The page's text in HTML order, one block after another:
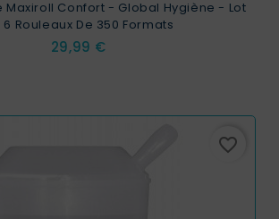
Maxiroll Confort - Global Hygiène - Lot
6 Rouleaux De 350 Formats
Prix
29,99 €
favorite_border